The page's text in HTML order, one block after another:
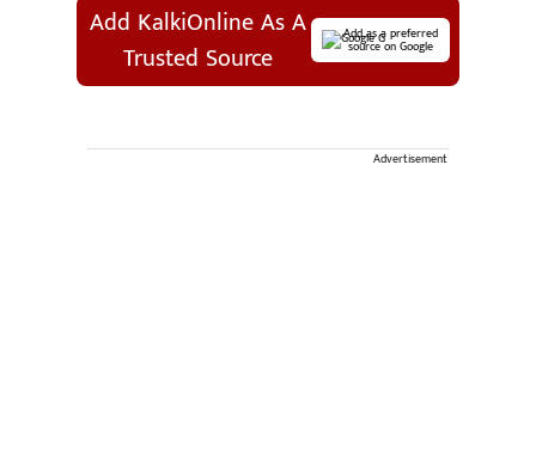
Add KalkiOnline As A
Trusted Source
Add as a preferred
source on Google
Advertisement